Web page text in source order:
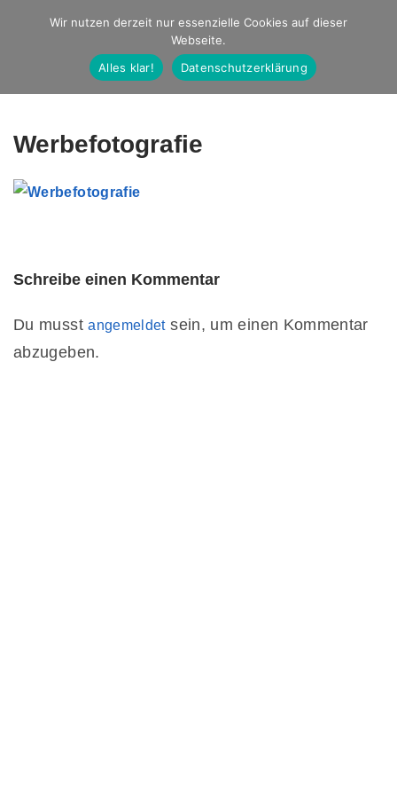
Studio Ernst
Fotografie
Werbefotografie
Schreibe einen Kommentar
Du musstangemeldetsein, um einen Kommentar
abzugeben.
Wir nutzen derzeit nur essenzielle Cookies auf dieser
Webseite.
Alles klar!
Datenschutzerklärung